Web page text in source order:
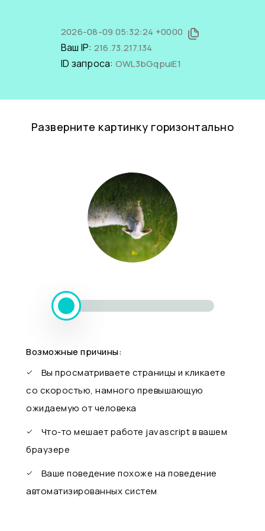
2026-08-09 05:32:24 +0000
Ваш IP: 216.73.217.134
ID запроса: OWL3bGqpuiE1
Разверните картинку горизонтально
Возможные причины:
Вы просматриваете страницы и кликаете
со скоростью, намного превышающую
ожидаемую от человека
Что-то мешает работе javascript в вашем
браузере
Ваше поведение похоже на поведение
автоматизированных систем